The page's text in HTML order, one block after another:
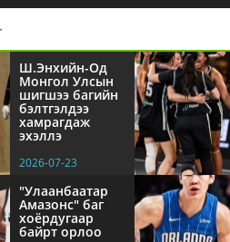
Ш.Энхийн-Од
Монгол Улсын
шигшээ багийн
бэлтгэлдээ
хамрагдаж
эхэллэ
2026-07-23
"Улаанбаатар
Амазонс" баг
хоёрдугаар
байрт орлоо